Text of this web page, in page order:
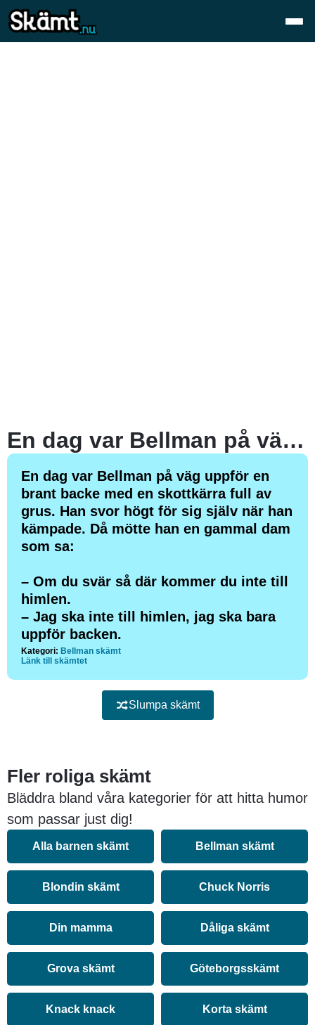
En dag var Bellman på väg uppför en brant backe med en skottkärra full av grus. Han svor högt för sig själv när han kämpade. Då mötte han en gammal dam som sa:
En dag var Bellman på väg uppför en
brant backe med en skottkärra full av
grus. Han svor högt för sig själv när han
kämpade. Då mötte han en gammal dam
som sa:
– Om du svär så där kommer du inte till
himlen.
– Jag ska inte till himlen, jag ska bara
uppför backen.
Kategori: Bellman skämt
Länk till skämtet
Slumpa skämt
Fler roliga skämt
Bläddra bland våra kategorier för att hitta humor
som passar just dig!
Alla barnen skämt Bellman skämt
Blondin skämt Chuck Norris
Din mamma Dåliga skämt
Grova skämt Göteborgsskämt
Knack knack Korta skämt